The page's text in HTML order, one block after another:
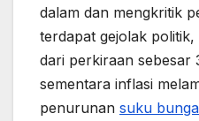
dalam dan mengkritik
terdapat gejolak
dari perkiraan sebesar
sementara inflasi
penurunan suku bunga